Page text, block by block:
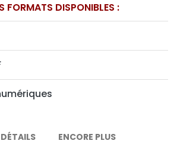
FORMATS DISPONIBLES :
DÉTAILS ENCORE PLUS